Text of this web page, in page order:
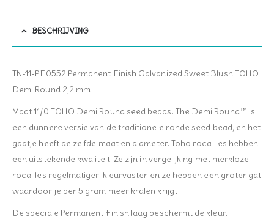
BESCHRIJVING
TN-11-PF0552 Permanent Finish Galvanized Sweet Blush TOHO
Demi Round 2,2 mm
Maat 11/0 TOHO Demi Round seed beads. The Demi Round™ is
een dunnere versie van de traditionele ronde seed bead, en het
gaatje heeft de zelfde maat en diameter. Toho rocailles hebben
een uitstekende kwaliteit. Ze zijn in vergelijking met merkloze
rocailles regelmatiger, kleurvaster en ze hebben een groter gat
waardoor je per 5 gram meer kralen krijgt
De speciale Permanent Finish laag beschermt de kleur.